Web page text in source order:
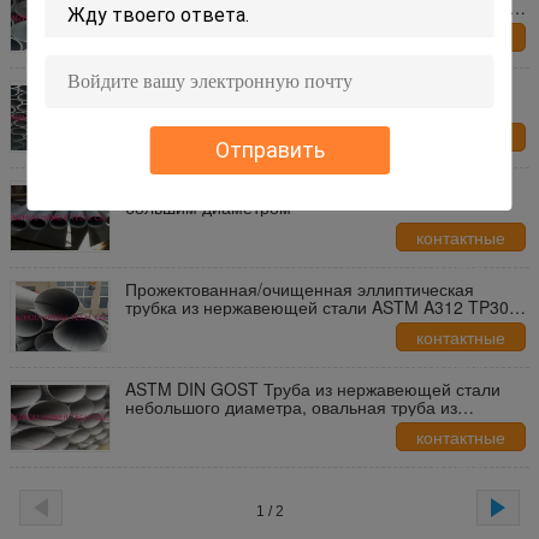
Отправить
нержавеющей стали с холодным протяжением, 10
мм * 20 мм
Окончание пятна DIN Эллиптическая труба из
трубы 1,0 мм до 3,0 мм
большим диаметром
контактные
Прожектованная/очищенная эллиптическая
трубка из нержавеющей стали ASTM A312 TP304
контактные
ASTM DIN GOST Труба из нержавеющей стали
небольшого диаметра, овальная труба из
контактные
1 / 2